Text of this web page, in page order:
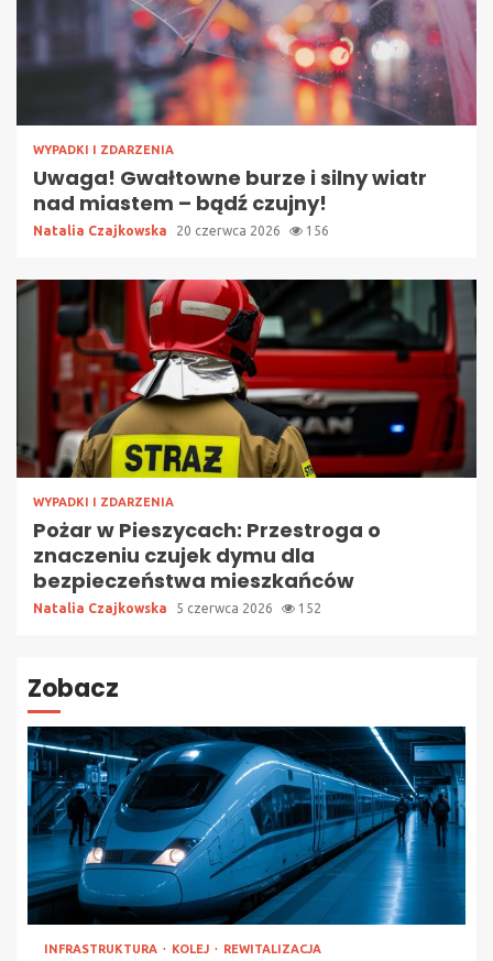
WYPADKI I ZDARZENIA
Uwaga! Gwałtowne burze i silny wiatr
nad miastem – bądź czujny!
Natalia Czajkowska 20 czerwca 2026 156
WYPADKI I ZDARZENIA
Pożar w Pieszycach: Przestroga o
znaczeniu czujek dymu dla
bezpieczeństwa mieszkańców
Natalia Czajkowska 5 czerwca 2026 152
Zobacz
INFRASTRUKTURA KOLEJ REWITALIZACJA